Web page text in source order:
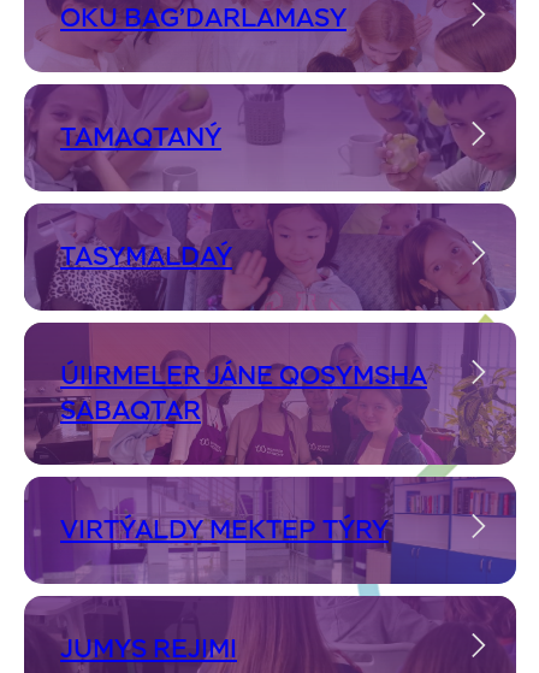
OKU BAG’DARLAMASY
TAMAQTANÝ
TASYMALDAÝ
ÚIIRMELER JÁNE QOSYMSHA
SABAQTAR
VIRTÝALDY MEKTEP TÝRY
JUMYS REJIMI